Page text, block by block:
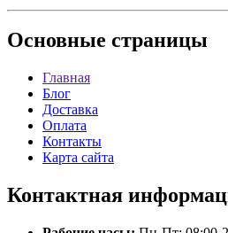
Основные страницы
Главная
Блог
Доставка
Оплата
Контакты
Карта сайта
Контактная